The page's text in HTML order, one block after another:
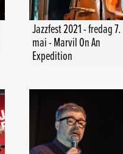
Jazzfest 2021 - fredag 7.
mai - Marvil On An
Expedition